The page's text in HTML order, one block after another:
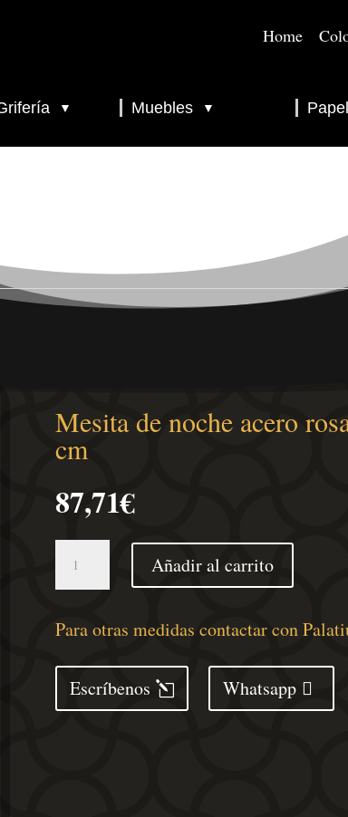
Home
▼ Muebles ▼
Mesita de noche acero
cm
87,71€
acero
34,5x39x62
cm
Añadir al carrito
Para otras medidas contactar con
Escríbenos Whatsapp